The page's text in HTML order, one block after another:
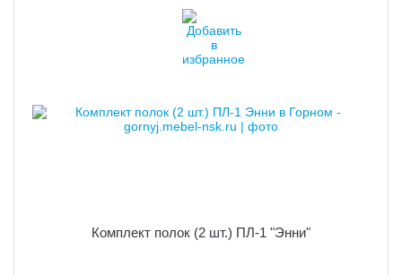
Комплект полок (2 шт.) ПЛ-1 "Энни"